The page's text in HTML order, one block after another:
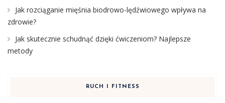
Jak rozciąganie mięśnia biodrowo-lędźwiowego wpływa na
zdrowie?
Jak skutecznie schudnąć dzięki ćwiczeniom? Najlepsze
metody
RUCH I FITNESS